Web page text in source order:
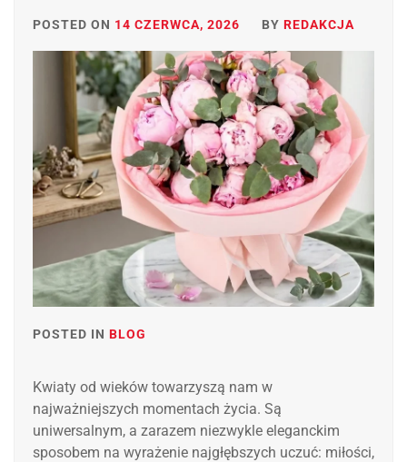
POSTED ON 14 CZERWCA, 2026 BY REDAKCJA
POSTED IN BLOG
Kwiaty od wieków towarzyszą nam w
najważniejszych momentach życia. Są
uniwersalnym, a zarazem niezwykle eleganckim
sposobem na wyrażenie najgłębszych uczuć: miłości,